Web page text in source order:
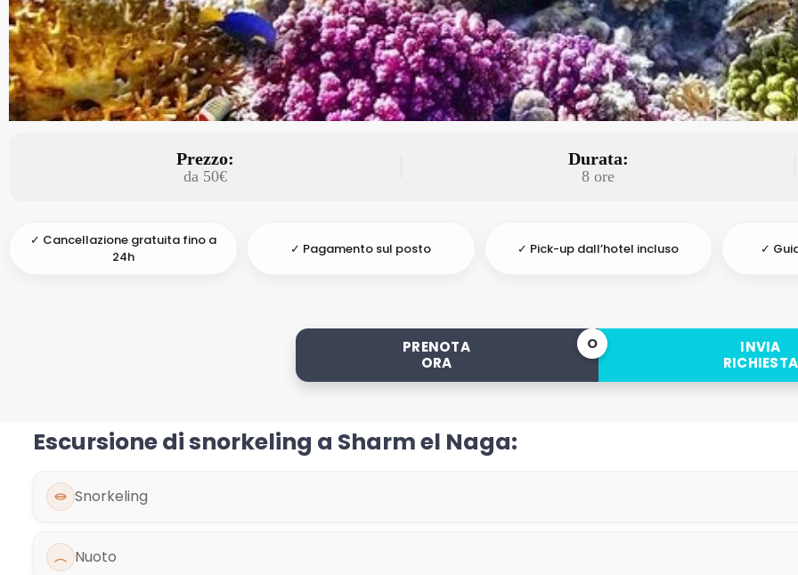
Prezzo:
da 50€
Durata:
8 ore
✓ Cancellazione gratuita fino a
24h
✓ Pagamento sul posto ✓ Pick-up dall’hotel incluso ✓
PRENOTA
ORA
O
INVIA
RICHIESTA
Escursione di snorkeling a Sharm el Naga:
Snorkeling
Nuoto